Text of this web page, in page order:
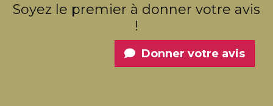
Soyez le premier à donner votre avis
!
Donner votre avis